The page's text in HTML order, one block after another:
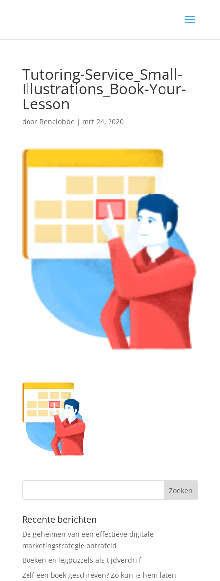
Tutoring-Service_Small-
Illustrations_Book-Your-
Lesson
door Renelobbe | mrt 24, 2020
Recente berichten
De geheimen van een effectieve digitale
marketingstrategie ontrafeld
Boeken en legpuzzels als tijdverdrijf
Zelf een boek geschreven? Zo kun je hem laten